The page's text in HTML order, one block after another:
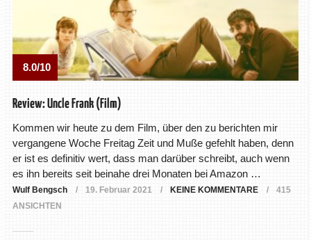
8.0/10
Review: Uncle Frank (Film)
Kommen wir heute zu dem Film, über den zu berichten mir
vergangene Woche Freitag Zeit und Muße gefehlt haben, denn
er ist es definitiv wert, dass man darüber schreibt, auch wenn
es ihn bereits seit beinahe drei Monaten bei Amazon …
Wulf Bengsch 19. Februar 2021 KEINE KOMMENTARE
415
ANSICHTEN